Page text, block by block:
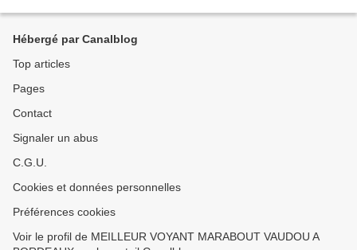
Hébergé par Canalblog
Top articles
Pages
Contact
Signaler un abus
C.G.U.
Cookies et données personnelles
Préférences cookies
Voir le profil de MEILLEUR VOYANT MARABOUT VAUDOU A